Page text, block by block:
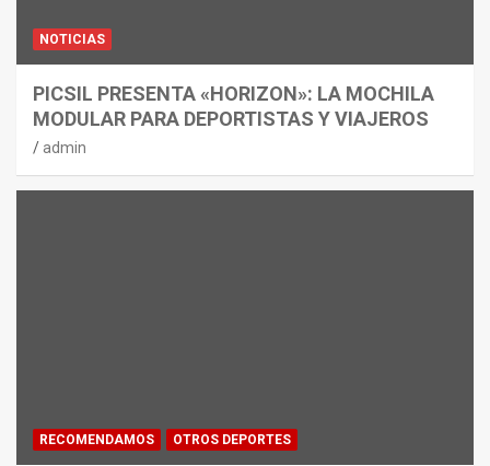
NOTICIAS
PICSIL PRESENTA «HORIZON»: LA MOCHILA
MODULAR PARA DEPORTISTAS Y VIAJEROS
admin
RECOMENDAMOS OTROS DEPORTES